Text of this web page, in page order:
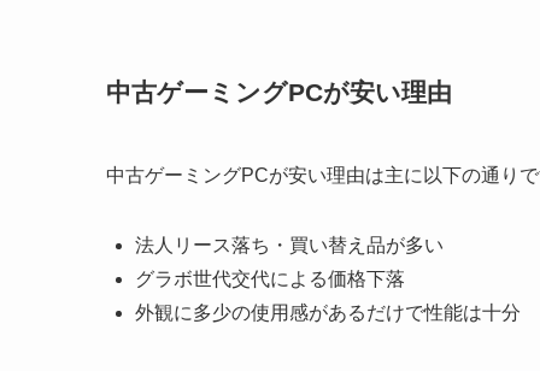
中古ゲーミングPCが安い理由
中古ゲーミングPCが安い理由は主に以下の通り
法人リース落ち・買い替え品が多い
グラボ世代交代による価格下落
外観に多少の使用感があるだけで性能は十分